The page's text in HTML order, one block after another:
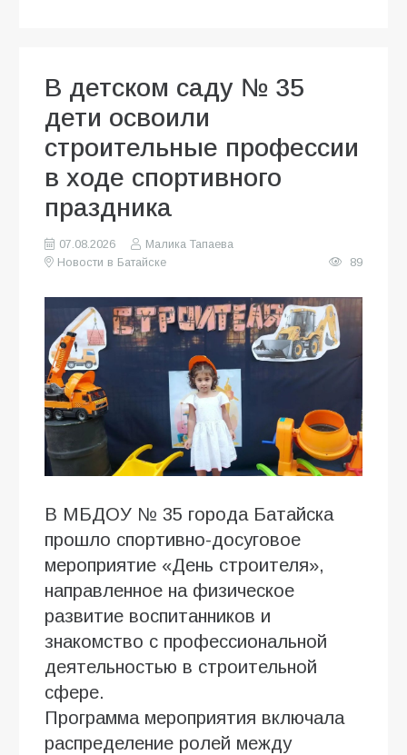
В детском саду № 35
дети освоили
строительные профессии
в ходе спортивного
праздника
07.08.2026
Малика Тапаева
Новости в Батайске
89
В МБДОУ № 35 города Батайска
прошло спортивно-досуговое
мероприятие «День строителя»,
направленное на физическое
развитие воспитанников и
знакомство с профессиональной
деятельностью в строительной
сфере.
Программа мероприятия включала
распределение ролей между